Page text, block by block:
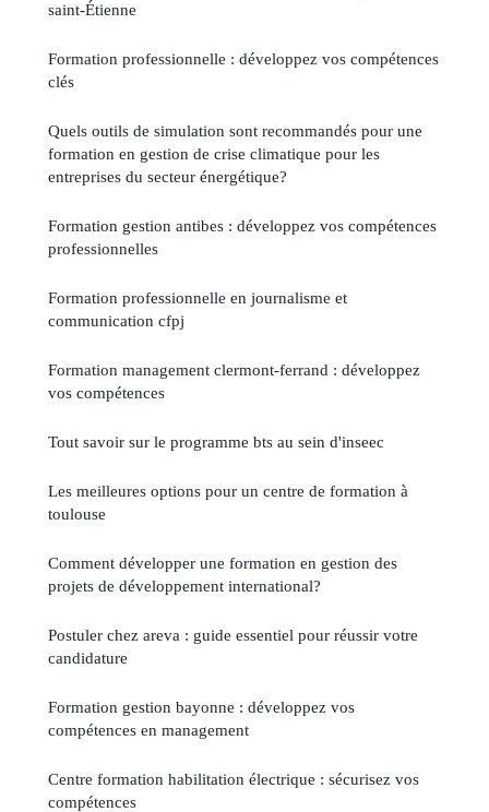
saint-Étienne
Formation professionnelle : développez vos compétences
clés
Quels outils de simulation sont recommandés pour une
formation en gestion de crise climatique pour les
entreprises du secteur énergétique?
Formation gestion antibes : développez vos compétences
professionnelles
Formation professionnelle en journalisme et
communication cfpj
Formation management clermont-ferrand : développez
vos compétences
Tout savoir sur le programme bts au sein d'inseec
Les meilleures options pour un centre de formation à
toulouse
Comment développer une formation en gestion des
projets de développement international?
Postuler chez areva : guide essentiel pour réussir votre
candidature
Formation gestion bayonne : développez vos
compétences en management
Centre formation habilitation électrique : sécurisez vos
compétences